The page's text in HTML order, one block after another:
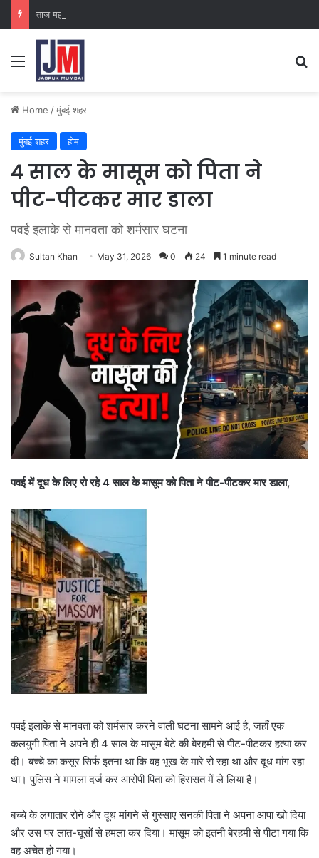
ताज महल पैलेस
Home /मुंबई शहर
मुंबई शहर होम
4 साल के मासूम को पिता ने
पीट-पीटकर मार डाला
पवई इलाके से मानवता को शर्मसार घटना
Sultan Khan May 31, 2026 0 24 1 minute read
पवई में दूध के लिए रो रहे 4 साल के मासूम को पिता ने पीट-पीटकर मार डाला,
पवई इलाके से मानवता को शर्मसार करने वाली घटना सामने आई है, जहाँ एक
कलयुगी पिता ने अपने ही 4 साल के मासूम बेटे की बेरहमी से पीट-पीटकर हत्या कर
दी। बच्चे का कसूर सिर्फ इतना था कि वह भूख के मारे रो रहा था और दूध मांग रहा
था। पुलिस ने मामला दर्ज कर आरोपी पिता को हिरासत में ले लिया है।
बच्चे के लगातार रोने और दूध मांगने से गुस्साए सनकी पिता ने अपना आपा खो दिया
और उस पर लात-घूसों से हमला कर दिया। मासूम को इतनी बेरहमी से पीटा गया कि
वह अचेत हो गया।